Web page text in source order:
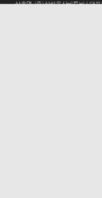
상호명 (주)삼성울산비투비 |